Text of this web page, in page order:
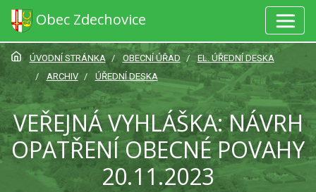
Obec Zdechovice
ÚVODNÍ STRÁNKA OBECNÍ ÚŘAD
EL. ÚŘEDNÍ DESKA
ARCHIV
ÚŘEDNÍ DESKA
VEŘEJNÁ VYHLÁŠKA: NÁVRH
OPATŘENÍ OBECNÉ POVAHY
20.11.2023